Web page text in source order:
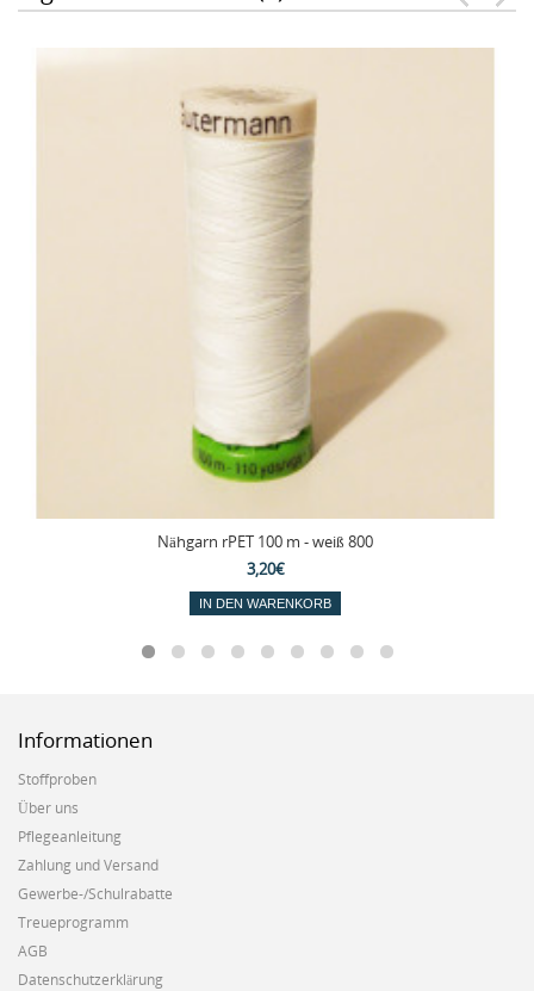
Nähgarn rPET 100 m - weiß 800
3,20€
IN DEN WARENKORB
Informationen
Stoffproben
Über uns
Pflegeanleitung
Zahlung und Versand
Gewerbe-/Schulrabatte
Treueprogramm
AGB
Datenschutzerklärung